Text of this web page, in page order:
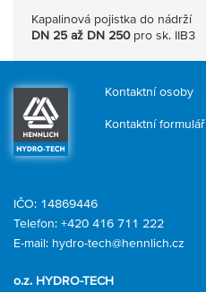
Kapalinová pojistka do nádrží
DN 25 až DN 250pro sk. IIB3
Kontaktní osoby
Kontaktní formulář
o.z. HYDRO-TECH
IČO: 14869446
Telefon: +420 416 711 222
E-mail: hydro-tech@hennlich.cz